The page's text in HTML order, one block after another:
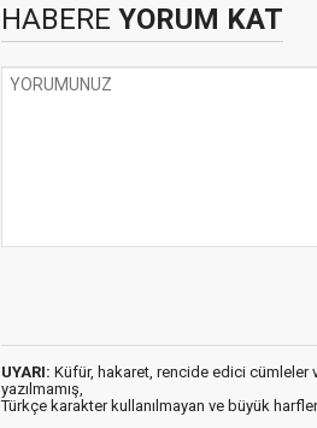
HABERE YORUM KAT
UYARI: Küfür, hakaret, rencide edici cümleler
yazılmamış,
Türkçe karakter kullanılmayan ve büyük